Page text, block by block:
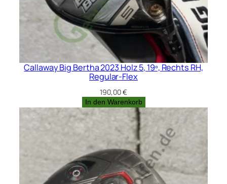
Callaway Big Bertha 2023 Holz 5, 19º, Rechts RH,
Regular-Flex
190,00€
In den Warenkorb